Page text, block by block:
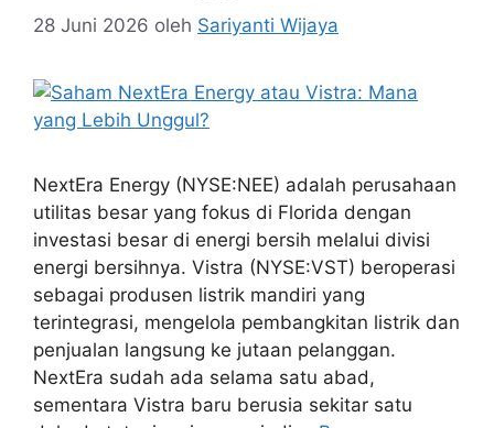
28 Juni 2026 oleh Sariyanti Wijaya
NextEra Energy (NYSE:NEE) adalah perusahaan
utilitas besar yang fokus di Florida dengan
investasi besar di energi bersih melalui divisi
energi bersihnya. Vistra (NYSE:VST) beroperasi
sebagai produsen listrik mandiri yang
terintegrasi, mengelola pembangkitan listrik dan
penjualan langsung ke jutaan pelanggan.
NextEra sudah ada selama satu abad,
sementara Vistra baru berusia sekitar satu